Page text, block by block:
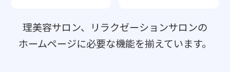
理美容サロン、リラクゼーションサロンの
ホームページに必要な機能を揃えています。